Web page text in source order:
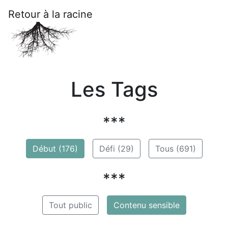
Retour à la racine
Les Tags
***
Début (176) Défi (29) Tous (691)
***
Tout public Contenu sensible